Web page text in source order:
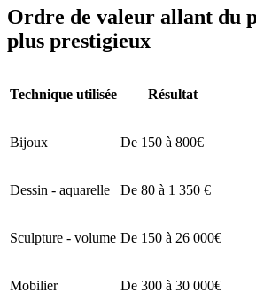
Ordre de valeur allant du
plus prestigieux
Technique utilisée Résultat
Bijoux De 150 à 800€
Dessin - aquarelle De 80 à 1 350 €
Sculpture - volume De 150 à 26 000€
Mobilier De 300 à 30 000€